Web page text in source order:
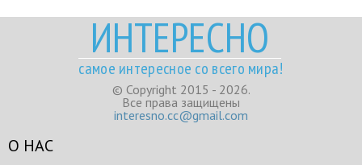
ИНТЕРЕСНО
самое интересное со всего мира!
© Copyright 2015 - 2026.
Все права защищены
interesno.cc@gmail.com
О НАС